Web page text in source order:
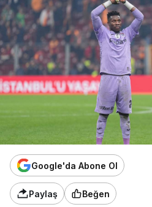
Google'da Abone Ol
Paylaş Beğen